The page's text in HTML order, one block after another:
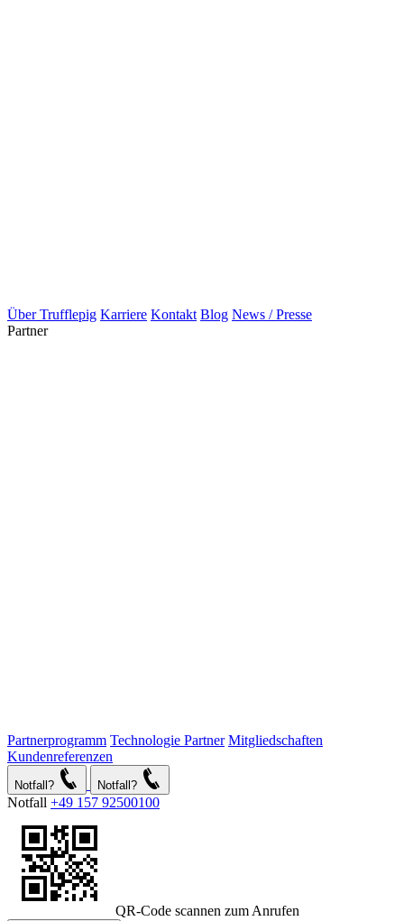
Über Trufflepig Karriere Kontakt Blog News / Presse
Partner
Partnerprogramm Technologie Partner Mitgliedschaften
Kundenreferenzen
Notfall? Notfall?
Notfall +49 157 92500100
QR-Code scannen zum Anrufen